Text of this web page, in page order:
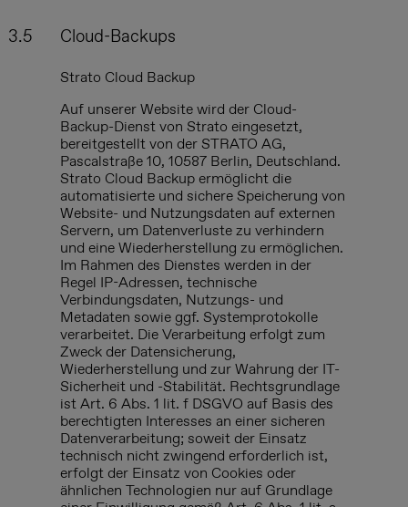
3.5 Cloud-Backups
Strato Cloud Backup
Auf unserer Website wird der Cloud-
Backup-Dienst von Strato eingesetzt,
bereitgestellt von der STRATO AG,
Pascalstraße 10, 10587 Berlin, Deutschland.
Strato Cloud Backup ermöglicht die
automatisierte und sichere Speicherung von
Website- und Nutzungsdaten auf externen
Servern, um Datenverluste zu verhindern
und eine Wiederherstellung zu ermöglichen.
Im Rahmen des Dienstes werden in der
Regel IP-Adressen, technische
Verbindungsdaten, Nutzungs- und
Metadaten sowie ggf. Systemprotokolle
verarbeitet. Die Verarbeitung erfolgt zum
Zweck der Datensicherung,
Wiederherstellung und zur Wahrung der IT-
Sicherheit und -Stabilität. Rechtsgrundlage
ist Art. 6 Abs. 1 lit. f DSGVO auf Basis des
berechtigten Interesses an einer sicheren
Datenverarbeitung; soweit der Einsatz
technisch nicht zwingend erforderlich ist,
erfolgt der Einsatz von Cookies oder
ähnlichen Technologien nur auf Grundlage